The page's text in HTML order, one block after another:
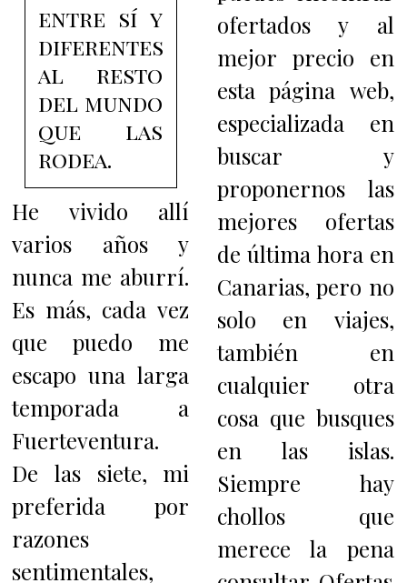
entre sí y
diferentes
al resto
del mundo
que las
rodea.
He vivido allí
varios años y
nunca me aburrí.
Es más, cada vez
que puedo me
escapo una larga
temporada a
Fuerteventura.
De las siete, mi
preferida por
razones
sentimentales,
ofertados y al
mejor precio en
esta página web,
especializada en
buscar y
proponernos las
mejores ofertas
de última hora en
Canarias, pero no
solo en viajes,
también en
cualquier otra
cosa que busques
en las islas.
Siempre hay
chollos que
merece la pena